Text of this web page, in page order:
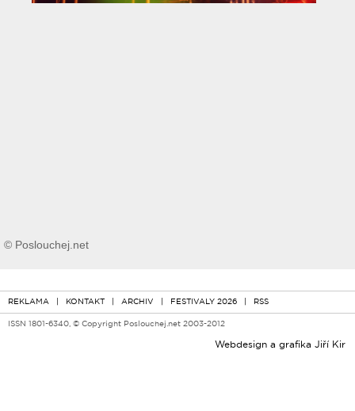
© Poslouchej.net
REKLAMA | KONTAKT | ARCHIV | FESTIVALY 2026 | RSS
ISSN 1801-6340, © Copyright Poslouchej.net 2003-2012
Webdesign a grafika Jiří Kir